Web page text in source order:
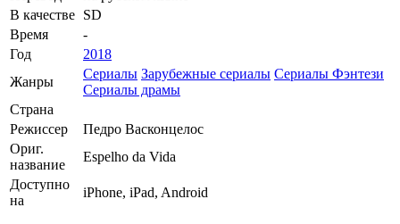
В качестве SD
Время
-
Год
2018
Жанры
Сериалы Зарубежные сериалы Сериалы Фэнтези
Сериалы драмы
Страна
Режиссер
Педро Васконцелос
Ориг.
название
Espelho da Vida
Доступно
на
iPhone, iPad, Android